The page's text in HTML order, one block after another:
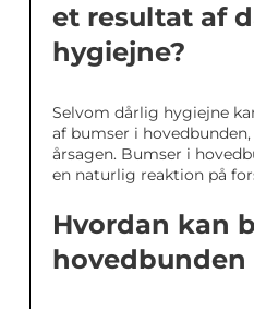
et resultat af
hygiejne?
Selvom dårlig hygiejne
af bumser i
årsagen. Bumser i
en naturlig reaktion på
Hvordan kan
hovedbunden